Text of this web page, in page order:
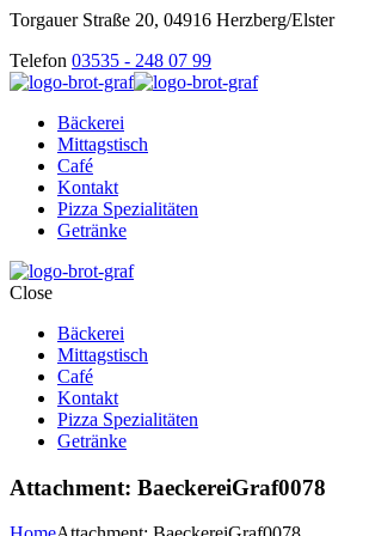
Torgauer Straße 20, 04916 Herzberg/Elster
Telefon 03535 - 248 07 99
Bäckerei
Mittagstisch
Café
Kontakt
Pizza Spezialitäten
Getränke
Close
Bäckerei
Mittagstisch
Café
Kontakt
Pizza Spezialitäten
Getränke
Attachment: BaeckereiGraf0078